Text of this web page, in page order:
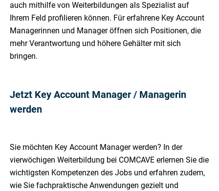
auch mithilfe von Weiterbildungen als Spezialist auf
Ihrem Feld profilieren können. Für erfahrene Key Account
Managerinnen und Manager öffnen sich Positionen, die
mehr Verantwortung und höhere Gehälter mit sich
bringen.
Jetzt Key Account Manager / Managerin
werden
Sie möchten Key Account Manager werden? In der
vierwöchigen Weiterbildung bei COMCAVE erlernen Sie die
wichtigsten Kompetenzen des Jobs und erfahren zudem,
wie Sie fachpraktische Anwendungen gezielt und